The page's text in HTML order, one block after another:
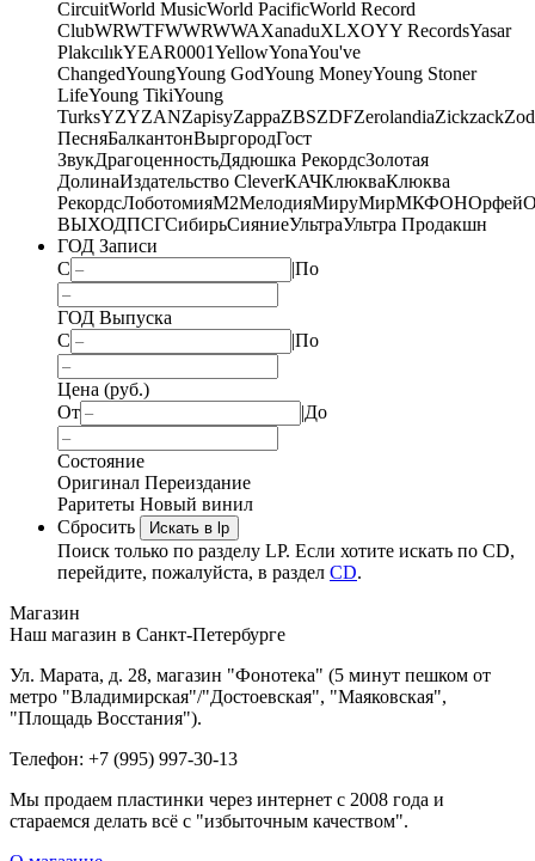
CircuitWorld MusicWorld PacificWorld Record
ClubWRWTFWWRWWAXanaduXLXOYY RecordsYasar
PlakcılıkYEAR0001YellowYonaYou've
ChangedYoungYoung GodYoung MoneyYoung Stoner
LifeYoung TikiYoung
TurksYZYZANZapisyZappaZBSZDFZerolandiaZickzack
ПесняБалкантонВыргородГост
ЗвукДрагоценностьДядюшка РекордсЗолотая
ДолинаИздательство CleverКАЧКлюкваКлюква
РекордсЛоботомияМ2МелодияМируМирМКФОНОрфей
ВЫХОДПСГСибирьСияниеУльтраУльтра Продакшн
ГОД Записи
С
|По
ГОД Выпуска
С
|По
Цена (руб.)
От
|До
Состояние
Оригинал Переиздание
Раритеты Новый винил
Сбросить
Искать в lp
Поиск только по разделу LP. Если хотите искать по CD,
перейдите, пожалуйста, в раздел CD.
Магазин
Наш магазин в Санкт-Петербурге
Ул. Марата, д. 28, магазин "Фонотека" (5 минут пешком от
метро "Владимирская"/"Достоевская", "Маяковская",
"Площадь Восстания").
Телефон: +7 (995) 997-30-13
Мы продаем пластинки через интернет c 2008 года и
стараемся делать всё с "избыточным качеством".